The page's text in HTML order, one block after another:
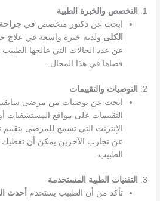
1.
التخصص والخبرة الطبية
ابحث عن دكتور متخصص في جراحة
الكلى ولديه خبرة واسعة في
عن عدد الحالات التي عالجها
قضاها في هذا المجال.
2.
التوصيات والتقييمات
ابحث عن توصيات من مرضى
التقييمات على مواقع المستشفيات
الإنترنت التي تسمح للمرضى بتقييم
عن تجارب الآخرين يمكن أن
الطبيب.
3.
التقنيات الطبية المستخدمة
تأكد من أن الطبيب يستخدم
أحدث